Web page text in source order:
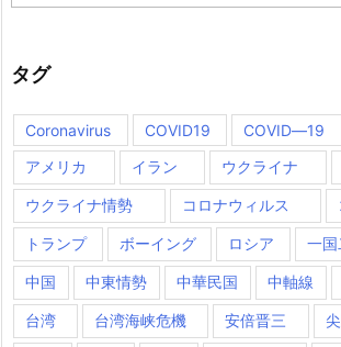
タグ
Coronavirus COVID19 COVID―19
アメリカ
イラン ウクライナ
ウクライナ情勢 コロナウィルス
トランプ ボーイング ロシア 一国
中国 中東情勢 中華民国 中軸線
台湾 台湾海峡危機 安倍晋三